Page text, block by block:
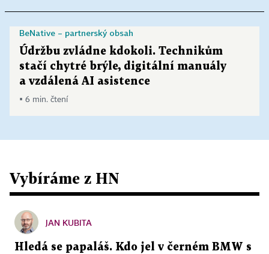
BeNative – partnerský obsah
Údržbu zvládne kdokoli. Technikům
stačí chytré brýle, digitální manuály
a vzdálená AI asistence
▪ 6 min. čtení
Vybíráme z HN
JAN KUBITA
Hledá se papaláš. Kdo jel v černém BMW s